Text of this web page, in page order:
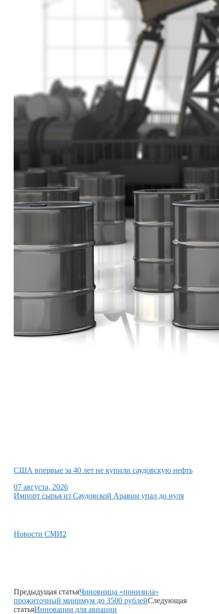
США впервые за 40 лет не купили саудовскую нефть
07 августа, 2026
Импорт сырья из Саудовской Аравии упал до нуля
Новости СМИ2
Предыдущая статьяЧиновница «понизила»
прожиточный минимум до 3500 рублейСледующая
статьяИнновации для авиации